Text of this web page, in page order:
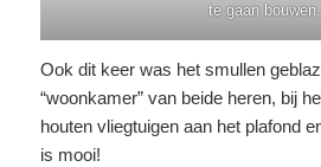
te gaan bouwen.
Ook dit keer was het smullen
“woonkamer” van beide heren, bij
houten vliegtuigen aan het plafond
is mooi!